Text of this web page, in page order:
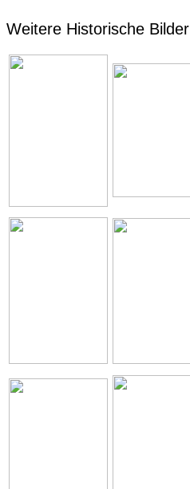
Weitere Historische Bilder